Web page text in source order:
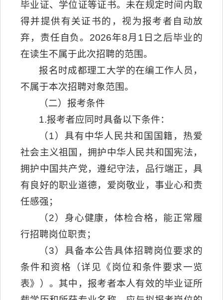
毕业证、学位证等证书。未在规定时间内取
得并提供有关证书的，视为报考者自动放
弃，责任自负。2026年8月1日之后毕业的
在读生不属于此次招聘的范围。
报名时成都理工大学的在编工作人员，
不属于本次招聘对象范围。
（二）报考条件
1.报考者应同时具备以下条件：
（1）具有中华人民共和国国籍，热爱
社会主义祖国，拥护中华人民共和国宪法，
拥护中国共产党，遵纪守法，品行端正，具
有良好的职业道德，爱岗敬业，事业心和责
任感强；
（2）身心健康，体检合格，能正常履
行招聘岗位职责；
（3）具备本公告具体招聘岗位要求的
条件和资格（详见《岗位和条件要求一览
表》）。其中，报考者本人有效的毕业证所